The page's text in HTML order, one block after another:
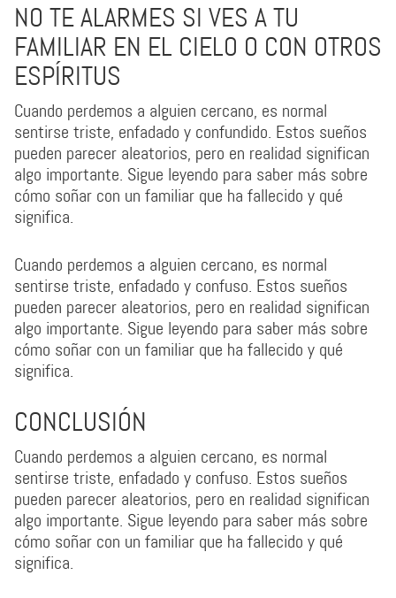
NO TE ALARMES SI VES A TU
FAMILIAR EN EL CIELO O CON OTROS
ESPÍRITUS
Cuando perdemos a alguien cercano, es normal
sentirse triste, enfadado y confundido. Estos sueños
pueden parecer aleatorios, pero en realidad significan
algo importante. Sigue leyendo para saber más sobre
cómo soñar con un familiar que ha fallecido y qué
significa.
Cuando perdemos a alguien cercano, es normal
sentirse triste, enfadado y confuso. Estos sueños
pueden parecer aleatorios, pero en realidad significan
algo importante. Sigue leyendo para saber más sobre
cómo soñar con un familiar que ha fallecido y qué
significa.
CONCLUSIÓN
Cuando perdemos a alguien cercano, es normal
sentirse triste, enfadado y confuso. Estos sueños
pueden parecer aleatorios, pero en realidad significan
algo importante. Sigue leyendo para saber más sobre
cómo soñar con un familiar que ha fallecido y qué
significa.